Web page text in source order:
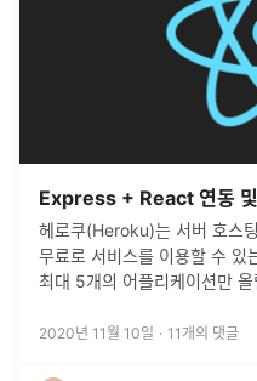
Express + React 연동
헤로쿠(Heroku)는 서버 호스
무료로 서비스를 이용할 수 있
최대 5개의 어플리케이션만
면...
2020년 11월 10일 · 11 개의 댓글